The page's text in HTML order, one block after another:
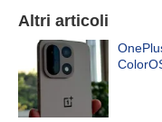
Altri articoli